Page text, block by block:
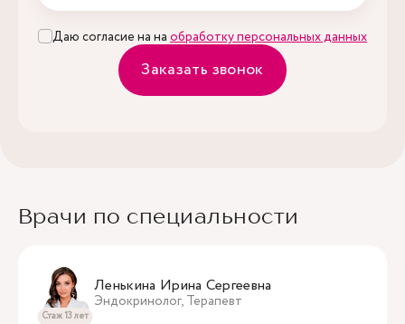
Даю согласие на на обработку персональных данных
Заказать звонок
Врачи по специальности
Стаж 13 лет
Ленькина Ирина Сергеевна
Эндокринолог, Терапевт